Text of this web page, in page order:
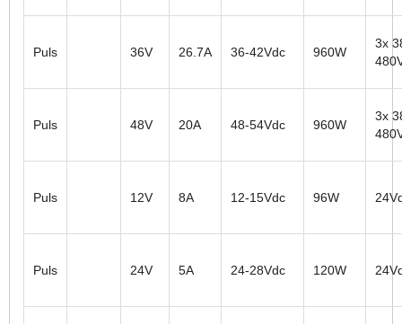
Puls 36V 26.7A 36-42Vdc 960W
3x
Puls 48V 20A 48-54Vdc 960W
3x
Puls 12V 8A 12-15Vdc 96W
Puls 24V 5A 24-28Vdc 120W